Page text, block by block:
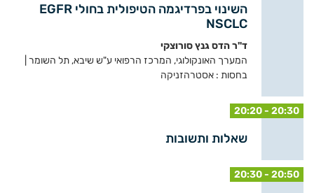
השינוי בפרדיגמה הטיפולית בחולי EGFR
NSCLC
ד"ר הדס גנץ סורוצקי
המערך האונקולוגי, המרכז הרפואי ע"ש שיבא, תל השומר |
בחסות : אסטרהזניקה
20:20 - 20:30
שאלות ותשובות
20:30 - 20:50